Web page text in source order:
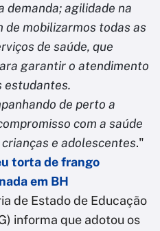
demanda; agilidade na
de mobilizarmos todas as
de saúde, que
garantir o atendimento
estudantes.
de perto a
com a saúde
e adolescentes."
torta de frango
em BH
de Estado de Educação
informa que adotou os